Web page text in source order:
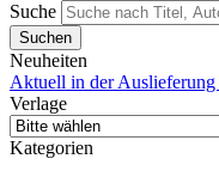
Suche
Neuheiten
Aktuell in der Auslieferung
Verlage
Kategorien